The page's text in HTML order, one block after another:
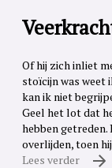
Of hij zich inliet
stoïcijn was weet
kan ik niet
Geel het lot dat
hebben getreden.
overlijden, toen
Lees verder